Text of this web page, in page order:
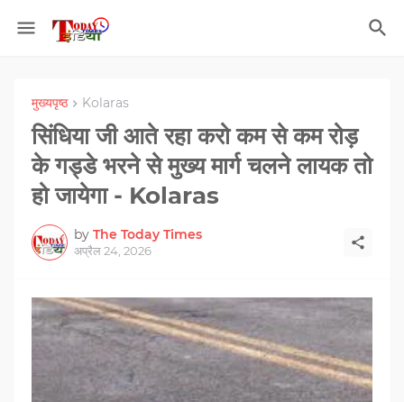
मुख्यपृष्ठ Kolaras
सिंधिया जी आते रहा करो कम से कम रोड़
के गड्डे भरने से मुख्य मार्ग चलने लायक तो
हो जायेगा - Kolaras
by The Today Times
अप्रैल 24, 2026